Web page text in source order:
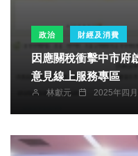
政治 財經及消費
因應關稅衝擊中市府啟動多元
意見線上服務專區
林獻元 2025年四